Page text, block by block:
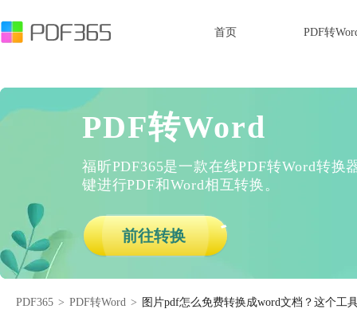
首页 PDF转
PDF转Word
福昕PDF365是一款在线PDF转Word转换
键进行PDF和Word相互转换。
前往转换
PDF365 > PDF转Word > 图片pdf怎么免费转换成word文档？这个工